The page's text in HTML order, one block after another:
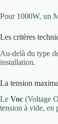
Pour 1000W, un
Les critères
Au-delà du type
installation.
La tension
Le Voc (Voltage
tension à vide, en